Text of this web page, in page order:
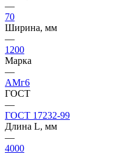
—
70
Ширина, мм
—
1200
Марка
—
АМг6
ГОСТ
—
ГОСТ 17232-99
Длина L, мм
—
4000